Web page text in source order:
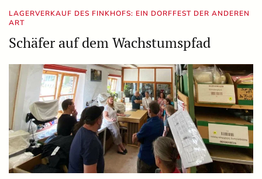
LAGERVERKAUF DES FINKHOFS: EIN DORFFEST DER ANDEREN
ART
Schäfer auf dem Wachstumspfad